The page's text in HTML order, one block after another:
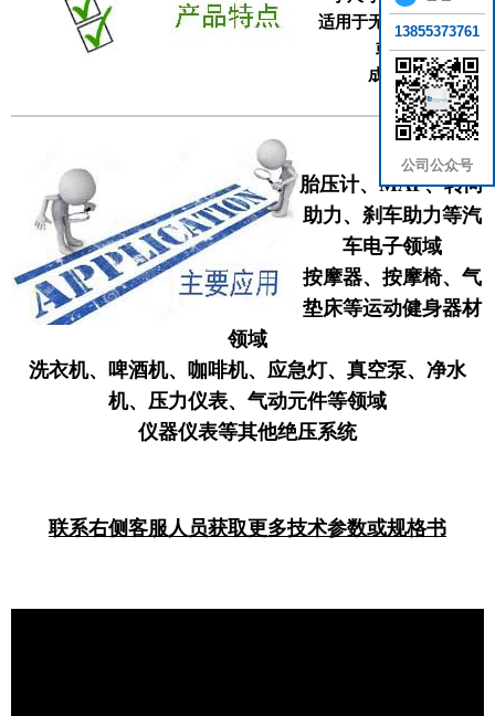
适用于无腐蚀性的气体
或液体
成本低廉
胎压计、MAP、转向
助力、刹车助力等汽
车电子领域
按摩器、按摩椅、气
垫床等运动健身器材
领域
洗衣机、啤酒机、咖啡机、应急灯、真空泵、净水
机、压力仪表、气动元件等领域
仪器仪表等其他绝压系统
联系右侧客服人员获取更多技术参数或规格书
13855373761
公司公众号